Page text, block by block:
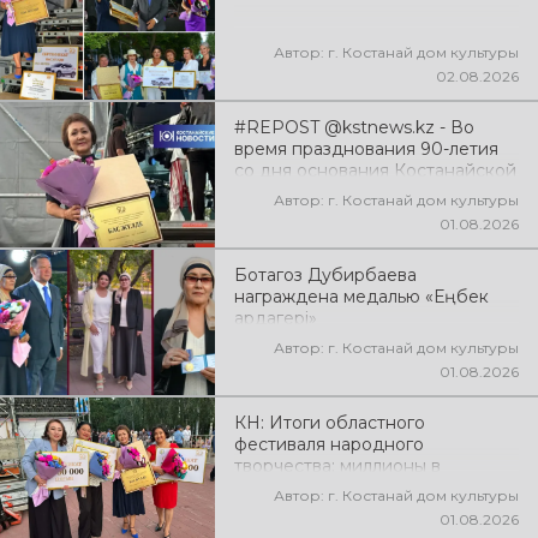
Автор: г. Костанай дом культуры
02.08.2026
#REPOST @kstnews.kz - Во
время празднования 90-летия
со дня основания Костанайской
области подвели итоги 38-го
фестиваля самодеятельного
Автор: г. Костанай дом культуры
01.08.2026
Ботагоз Дубирбаева
награждена медалью «Еңбек
ардагері»
Автор: г. Костанай дом культуры
01.08.2026
КН: Итоги областного
фестиваля народного
творчества: миллионы в
культуруАвтор: г. Костанай дом культуры
01.08.2026